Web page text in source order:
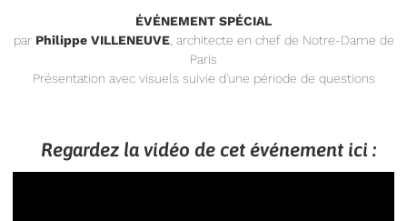
ÉVÉNEMENT SPÉCIAL
par Philippe VILLENEUVE, architecte en chef de Notre-Dame de
Paris
Présentation avec visuels suivie d'une période de questions
Regardez la vidéo de cet événement ici :